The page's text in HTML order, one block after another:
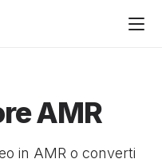
AMR
in AMR o converti